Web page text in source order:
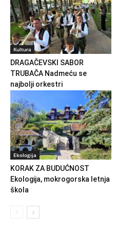
Kultura
DRAGAČEVSKI SABOR
TRUBAČA Nadmeću se
najbolji orkestri
Ekologija
KORAK ZA BUDUĆNOST
Ekologija, mokrogorska letnja
škola